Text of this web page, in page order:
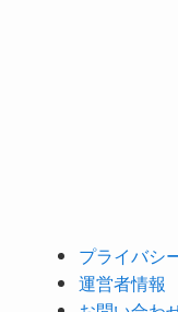
プライバシ
運営者情報